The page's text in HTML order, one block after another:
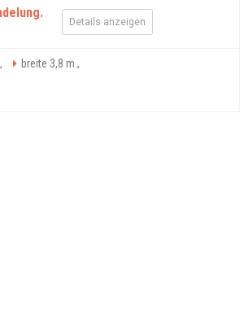
Details anzeigen
breite 3,8 m.,